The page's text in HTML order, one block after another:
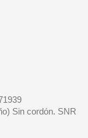
Sin cordón. SNR